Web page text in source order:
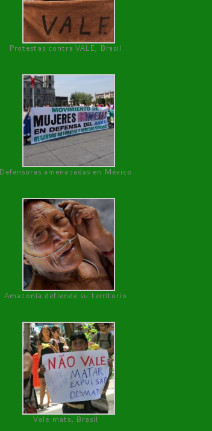
Protestas contra VALE, Brasil
Defensoras amenazadas en México
Amazonía defiende su territorio
Vale mata, Brasil